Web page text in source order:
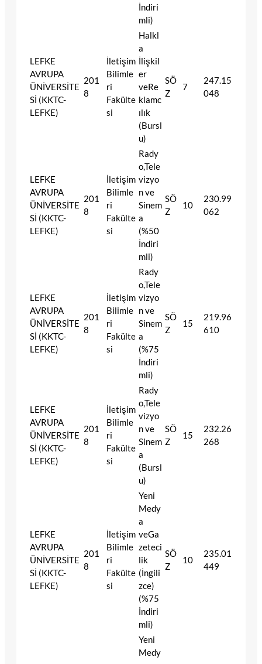
İndiri
mli)
LEFKE
AVRUPA
ÜNİVERSİTE
Sİ (KKTC-
LEFKE)
201
8
İletişim
Bilimle
ri
Fakülte
si
Halkl
a
İlişkil
er
veRe
klamc
ılık
(Bursl
u)
SÖ
Z
7
247.15
048
LEFKE
AVRUPA
ÜNİVERSİTE
Sİ (KKTC-
LEFKE)
201
8
İletişim
Bilimle
ri
Fakülte
si
Rady
o,Tele
vizyo
n ve
Sinem
a
(%50
İndiri
mli)
SÖ
Z
10
230.99
062
LEFKE
AVRUPA
ÜNİVERSİTE
Sİ (KKTC-
LEFKE)
201
8
İletişim
Bilimle
ri
Fakülte
si
Rady
o,Tele
vizyo
n ve
Sinem
a
(%75
İndiri
mli)
SÖ
Z
15
219.96
610
LEFKE
AVRUPA
ÜNİVERSİTE
Sİ (KKTC-
LEFKE)
201
8
İletişim
Bilimle
ri
Fakülte
si
Rady
o,Tele
vizyo
n ve
Sinem
a
(Bursl
u)
SÖ
Z
15
232.26
268
LEFKE
AVRUPA
ÜNİVERSİTE
Sİ (KKTC-
LEFKE)
201
8
İletişim
Bilimle
ri
Fakülte
si
Yeni
Medy
a
veGa
zeteci
lik
(İngili
zce)
(%75
İndiri
mli)
SÖ
Z
10
235.01
449
Yeni
Medy